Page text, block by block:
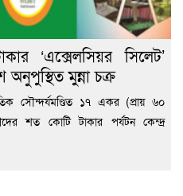
‘এক্সেলসিয়র সিলেট’
মুন্না চক্র
সৌন্দর্যমণ্ডিত ১৭ একর (প্রায় ৬০
শত কোটি টাকার পর্যটন কেন্দ্র